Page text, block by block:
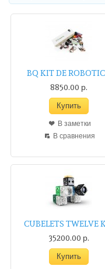
BQ KIT DE
8850.00 р.
В заметки
В сравнения
CUBELETS TWELVE
35200.00 р.